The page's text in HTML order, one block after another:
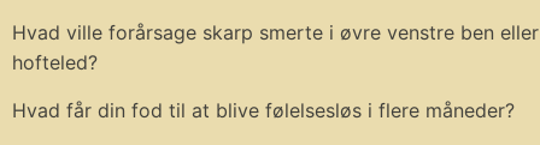
Hvad ville forårsage skarp smerte i øvre venstre ben eller
hofteled?
Hvad får din fod til at blive følelsesløs i flere måneder?